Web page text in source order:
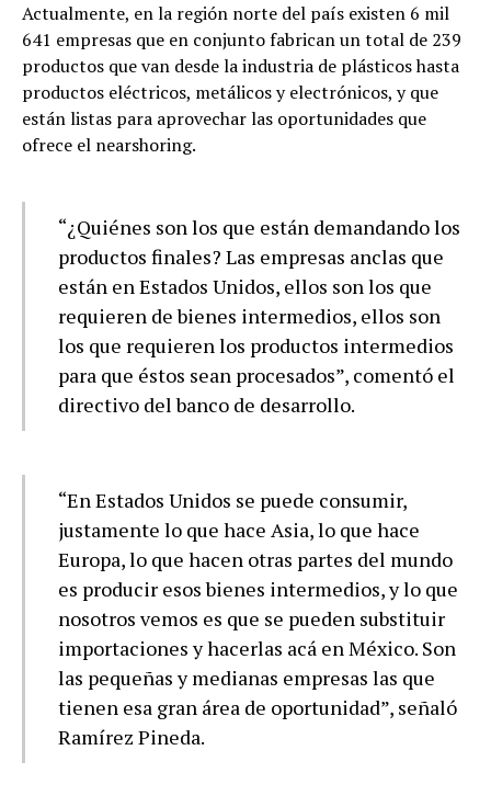
Actualmente, en la región norte del país existen 6 mil
641 empresas que en conjunto fabrican un total de 239
productos que van desde la industria de plásticos hasta
productos eléctricos, metálicos y electrónicos, y que
están listas para aprovechar las oportunidades que
ofrece el nearshoring.
“¿Quiénes son los que están demandando los
productos finales? Las empresas anclas que
están en Estados Unidos, ellos son los que
requieren de bienes intermedios, ellos son
los que requieren los productos intermedios
para que éstos sean procesados”, comentó el
directivo del banco de desarrollo.
“En Estados Unidos se puede consumir,
justamente lo que hace Asia, lo que hace
Europa, lo que hacen otras partes del mundo
es producir esos bienes intermedios, y lo que
nosotros vemos es que se pueden substituir
importaciones y hacerlas acá en México. Son
las pequeñas y medianas empresas las que
tienen esa gran área de oportunidad”, señaló
Ramírez Pineda.